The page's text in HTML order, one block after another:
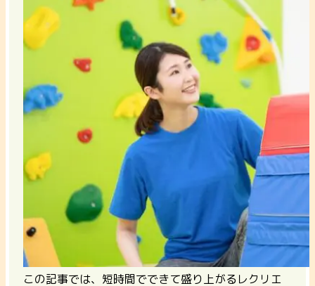
この記事では、短時間でできて盛り上がるレクリエ